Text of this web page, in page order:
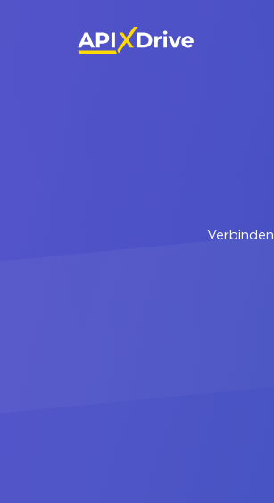
Verbinden